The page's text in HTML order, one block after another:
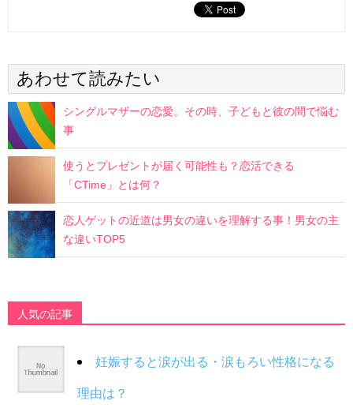
あわせて読みたい
シングルマザーの恋愛。その時、子どもと彼の間で悩む
事
使うとプレゼントが届く可能性も？恋活できる
「CTime」とは何？
恋人ゲットの近道は男女の違いを理解する事！男女の主
な違いTOP5
人気の記事
妊娠すると涙が出る・涙もろい性格になる
理由は？